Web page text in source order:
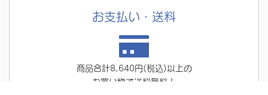
お支払い・送料
商品合計8,640円(税込)以上の
お買い物で送料無料！